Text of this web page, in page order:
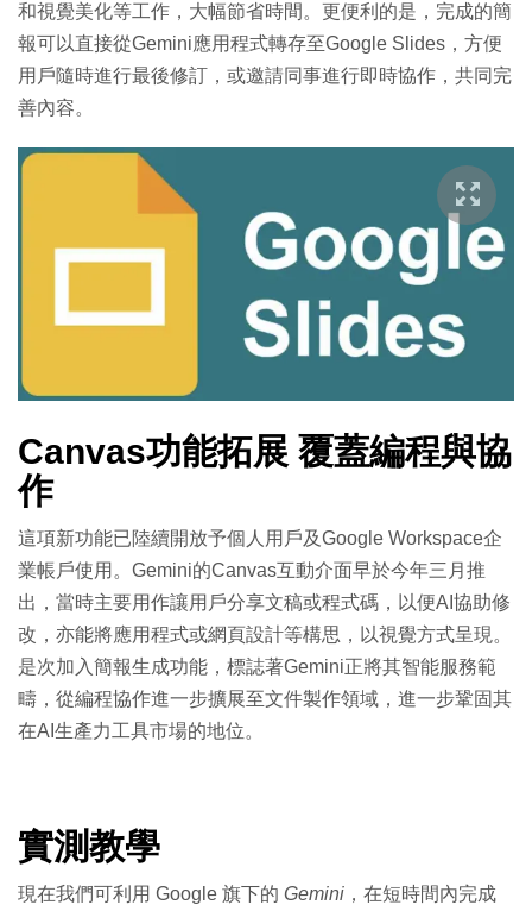
和視覺美化等工作，大幅節省時間。更便利的是，完成的簡
報可以直接從Gemini應用程式轉存至Google Slides，方便
用戶隨時進行最後修訂，或邀請同事進行即時協作，共同完
善內容。
Canvas功能拓展 覆蓋編程與協
作
這項新功能已陸續開放予個人用戶及Google Workspace企
業帳戶使用。Gemini的Canvas互動介面早於今年三月推
出，當時主要用作讓用戶分享文稿或程式碼，以便AI協助修
改，亦能將應用程式或網頁設計等構思，以視覺方式呈現。
是次加入簡報生成功能，標誌著Gemini正將其智能服務範
疇，從編程協作進一步擴展至文件製作領域，進一步鞏固其
在AI生產力工具市場的地位。
實測教學
現在我們可利用 Google 旗下的 Gemini ，在短時間內完成